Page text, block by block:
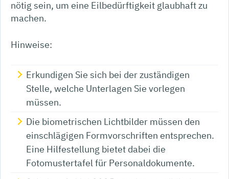
nötig sein, um eine Eilbedürftigkeit glaubhaft zu
machen.
Hinweise:
Erkundigen Sie sich bei der zuständigen
Stelle, welche Unterlagen Sie vorlegen
müssen.
Die biometrischen Lichtbilder müssen den
einschlägigen Formvorschriften entsprechen.
Eine Hilfestellung bietet dabei die
Fotomustertafel für Personaldokumente.